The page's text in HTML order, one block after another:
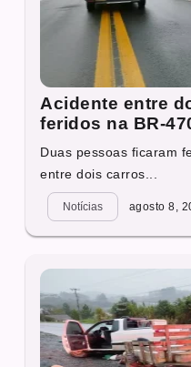
Acidente entre
feridos na BR-
Duas pessoas ficaram
entre dois carros...
Notícias agosto 8,